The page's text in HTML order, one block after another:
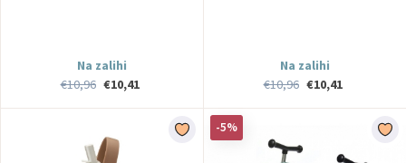
Na zalihi
€10,96 €10,41
Na zalihi
€10,96 €10,41
-5%